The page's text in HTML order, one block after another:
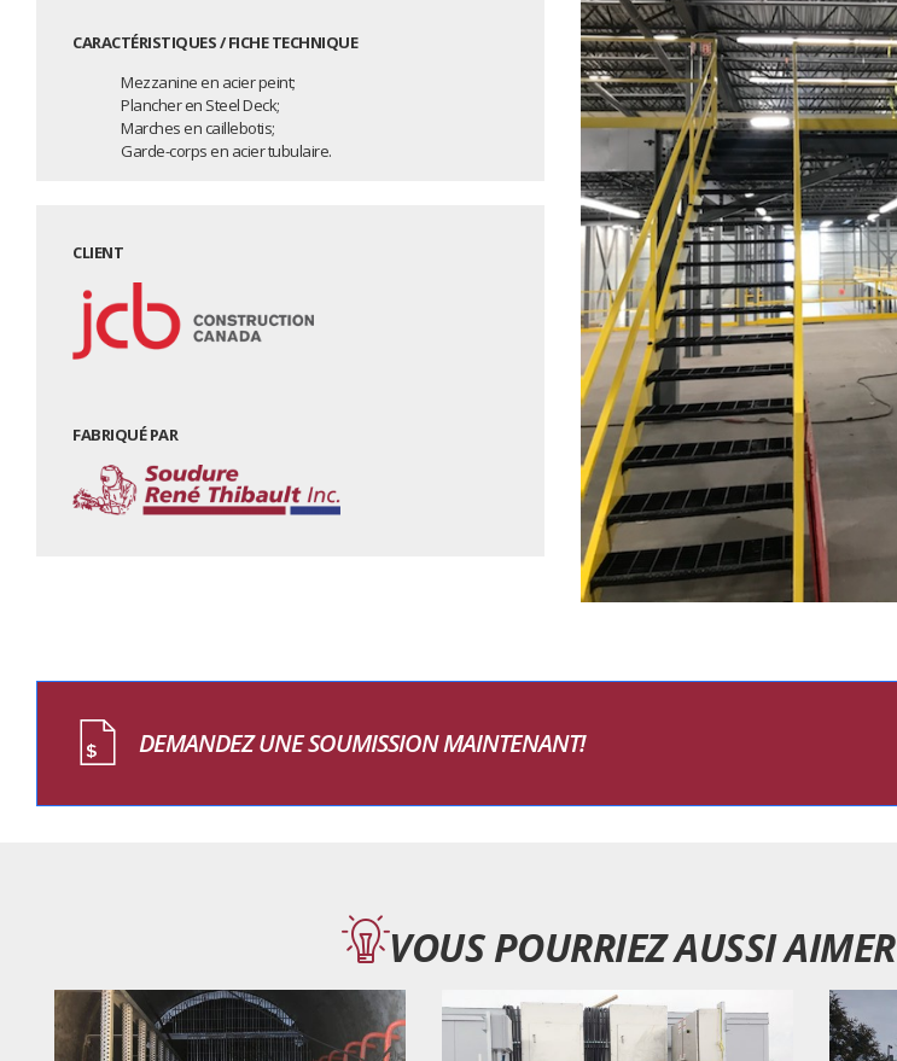
CARACTÉRISTIQUES / FICHE TECHNIQUE
Mezzanine en acier peint;
Plancher en Steel Deck;
Marches en caillebotis;
Garde-corps en acier tubulaire.
CLIENT
FABRIQUÉ PAR
DEMANDEZ UNE SOUMISSION MAINTENANT!
VOUS POURRIEZ AUSSI AIMER